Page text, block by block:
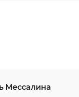
Мессалина